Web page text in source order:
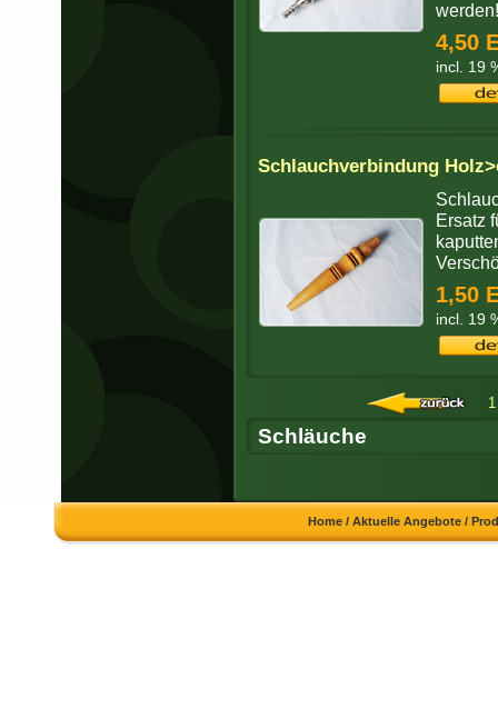
werden!
4,50
incl. 19
Schlauchverbindung
Ersatz
1,50
incl. 19
1
Schläuche
Home /Aktuelle Angebote /